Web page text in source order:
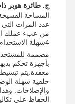
ج. طائرة هوبر
عدد المرات التي
من عبء عملك
4سهلة الاستخدام وسهلة الصيانة
مصممة
بأجهزة تحكم
معقدة.يتم
خلفية سهلة
والإصلاحات.
الحفاظ على